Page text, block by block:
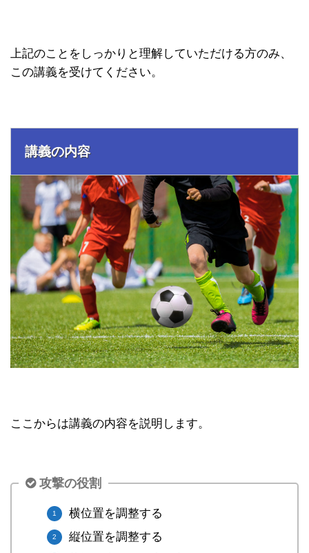
上記のことをしっかりと理解していただける方のみ、
この講義を受けてください。
講義の内容
ここからは講義の内容を説明します。
攻撃の役割
横位置を調整する
縦位置を調整する